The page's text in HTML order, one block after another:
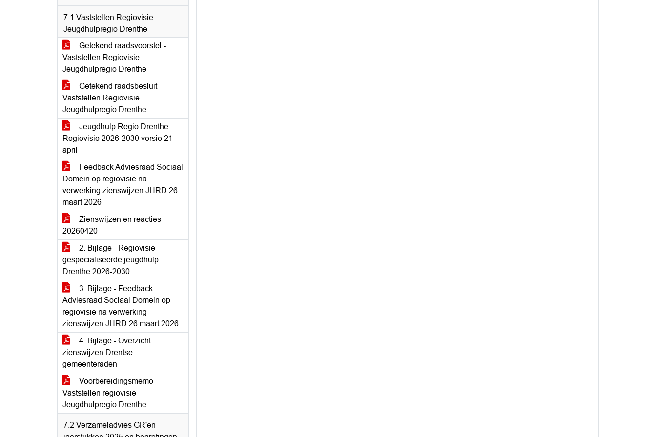
7.1 Vaststellen Regiovisie
Jeugdhulpregio Drenthe
Getekend raadsvoorstel -
Vaststellen Regiovisie
Jeugdhulpregio Drenthe
Getekend raadsbesluit -
Vaststellen Regiovisie
Jeugdhulpregio Drenthe
Jeugdhulp Regio Drenthe
Regiovisie 2026-2030 versie 21
april
Feedback Adviesraad Sociaal
Domein op regiovisie na
verwerking zienswijzen JHRD 26
maart 2026
Zienswijzen en reacties
20260420
2. Bijlage - Regiovisie
gespecialiseerde jeugdhulp
Drenthe 2026-2030
3. Bijlage - Feedback
Adviesraad Sociaal Domein op
regiovisie na verwerking
zienswijzen JHRD 26 maart 2026
4. Bijlage - Overzicht
zienswijzen Drentse
gemeenteraden
Voorbereidingsmemo
Vaststellen regiovisie
Jeugdhulpregio Drenthe
7.2 Verzameladvies GR'en